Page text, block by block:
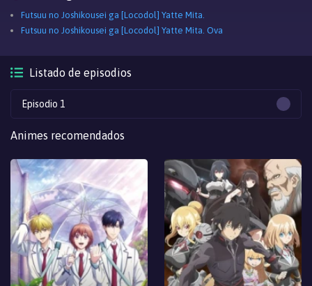
Futsuu no Joshikousei ga [Locodol] Yatte Mita.
Futsuu no Joshikousei ga [Locodol] Yatte Mita. Ova
Listado de episodios
Episodio 1
Animes recomendados